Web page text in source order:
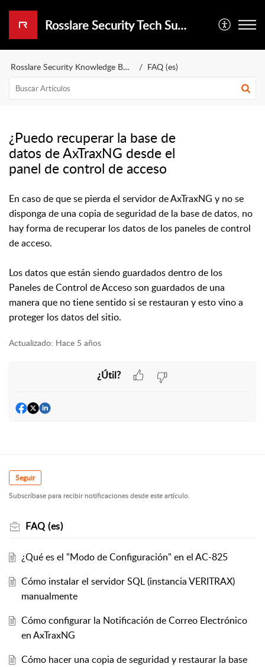
Rosslare Security Tech Support Portal
Rosslare Security Knowledge Base (es) FAQ (es)
¿Puedo recuperar la base de
datos de AxTraxNG desde el
panel de control de acceso
En caso de que se pierda el servidor de AxTraxNG y no se
disponga de una copia de seguridad de la base de datos, no
hay forma de recuperar los datos de los paneles de control
de acceso.
Los datos que están siendo guardados dentro de los
Paneles de Control de Acceso son guardados de una
manera que no tiene sentido si se restauran y esto vino a
proteger los datos del sitio.
Actualizado: Hace 5 años
¿Útil?
Seguir
Subscríbase para recibir notificaciones desde este artículo.
FAQ (es)
¿Qué es el "Modo de Configuración" en el AC-825
Cómo instalar el servidor SQL (instancia VERITRAX)
manualmente
Cómo configurar la Notificación de Correo Electrónico
en AxTraxNG
Cómo hacer una copia de seguridad y restaurar la base